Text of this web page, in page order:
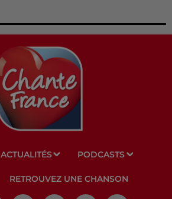
ACTUALITÉS PODCASTS
RETROUVEZ UNE CHANSON